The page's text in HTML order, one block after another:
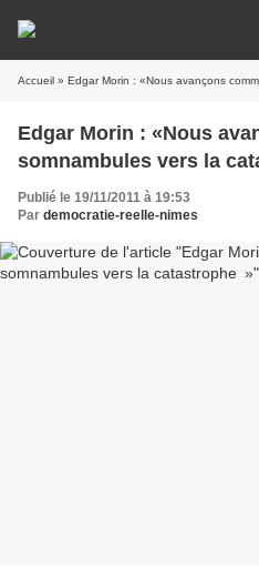
Accueil » Edgar Morin : «Nous avançons
Edgar Morin : «Nous
somnambules vers la
Publié le 19/11/2011 à 19:53
Par democratie-reelle-nimes